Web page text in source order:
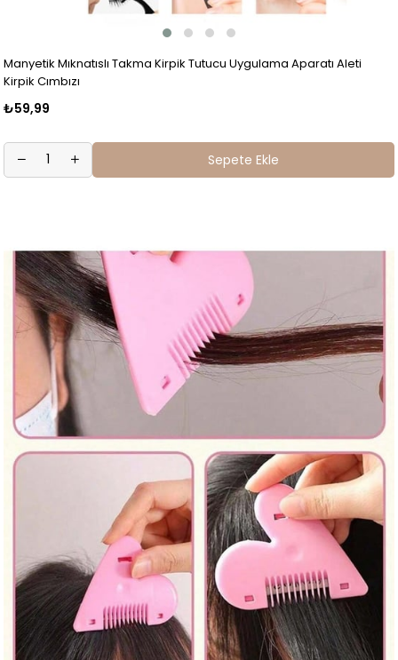
Manyetik Mıknatıslı Takma Kirpik Tutucu Uygulama Aparatı Aleti
Kirpik Cımbızı
₺59,99
Sepete Ekle